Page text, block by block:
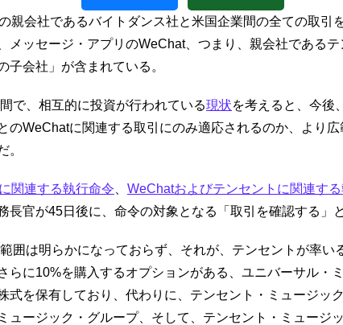
親会社であるバイトダンス社と米国企業間の全ての取引
メッセージ・アプリのWeChat、つまり、親会社である
子会社」が含まれている。
で、相互的に投資が行われている現状を考えると、今後
のWeChatに関連する取引にのみ適応されるのか、より
。
関連する執行命令 WeChatおよびテンセントに関連す
長官が45日後に、命令の対象となる「取引を確認する」
囲は明らかになっておらず、それが、テンセントが率い
らに10%を購入するオプションがある、ユニバーサル・
式を保有しており、代わりに、テンセント・ミュージッ
ュージック・グループ、そして、テンセント・ミュージ